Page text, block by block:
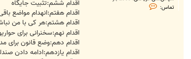
تماس:
ت
اقدام ششم:تثبیت جایگاه
اقدام هفتم:انهدام مواضع باقی مانده از زمان
اقدام هشتم:هر کی با من
اقدام نهم:سخنرانی برای
اقدام دهم:وضع قانون
اقدام یازدهم:ادامه دادن